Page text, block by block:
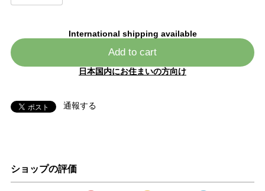
International shipping available
Add to cart
日本国内にお住まいの方向け
通報する
ショップの評価